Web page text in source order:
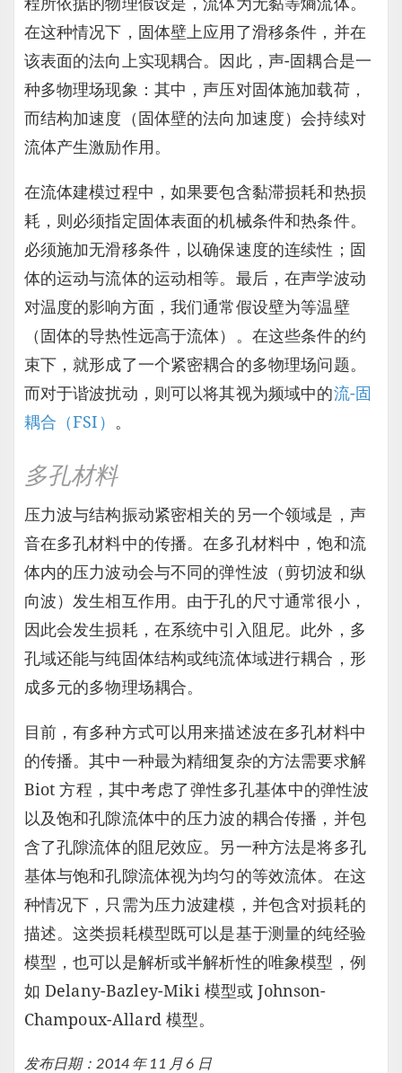
在这种情况下，固体壁上应用了滑移条件，并在
该表面的法向上实现耦合。因此，声-固耦合是一
种多物理场现象：其中，声压对固体施加载荷，
而结构加速度（固体壁的法向加速度）会持续对
流体产生激励作用。
在流体建模过程中，如果要包含黏滞损耗和热损
耗，则必须指定固体表面的机械条件和热条件。
必须施加无滑移条件，以确保速度的连续性；固
体的运动与流体的运动相等。最后，在声学波动
对温度的影响方面，我们通常假设壁为等温壁
（固体的导热性远高于流体）。在这些条件的约
束下，就形成了一个紧密耦合的多物理场问题。
而对于谐波扰动，则可以将其视为频域中的流-固
耦合（FSI）
。
多孔材料
压力波与结构振动紧密相关的另一个领域是，声
音在多孔材料中的传播。在多孔材料中，饱和流
体内的压力波动会与不同的弹性波（剪切波和纵
向波）发生相互作用。由于孔的尺寸通常很小，
因此会发生损耗，在系统中引入阻尼。此外，多
孔域还能与纯固体结构或纯流体域进行耦合，形
成多元的多物理场耦合。
目前，有多种方式可以用来描述波在多孔材料中
的传播。其中一种最为精细复杂的方法需要求解
Biot 方程，其中考虑了弹性多孔基体中的弹性波
以及饱和孔隙流体中的压力波的耦合传播，并包
含了孔隙流体的阻尼效应。另一种方法是将多孔
基体与饱和孔隙流体视为均匀的等效流体。在这
种情况下，只需为压力波建模，并包含对损耗的
描述。这类损耗模型既可以是基于测量的纯经验
模型，也可以是解析或半解析性的唯象模型，例
如 Delany-Bazley-Miki 模型或 Johnson-
Champoux-Allard 模型。
发布日期：2014 年 11 月 6 日